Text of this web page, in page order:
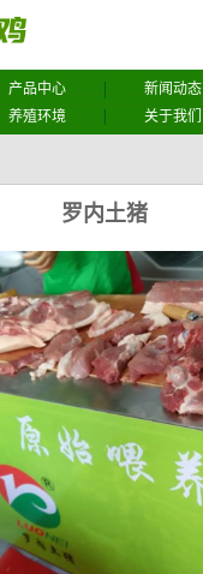
产品中心
养殖环境
新闻动态
关于我们
罗内土猪